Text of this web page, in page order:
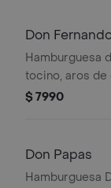
Don
Hamburguesa
tocino, aros de
$ 7990
Don Papas
Hamburguesa